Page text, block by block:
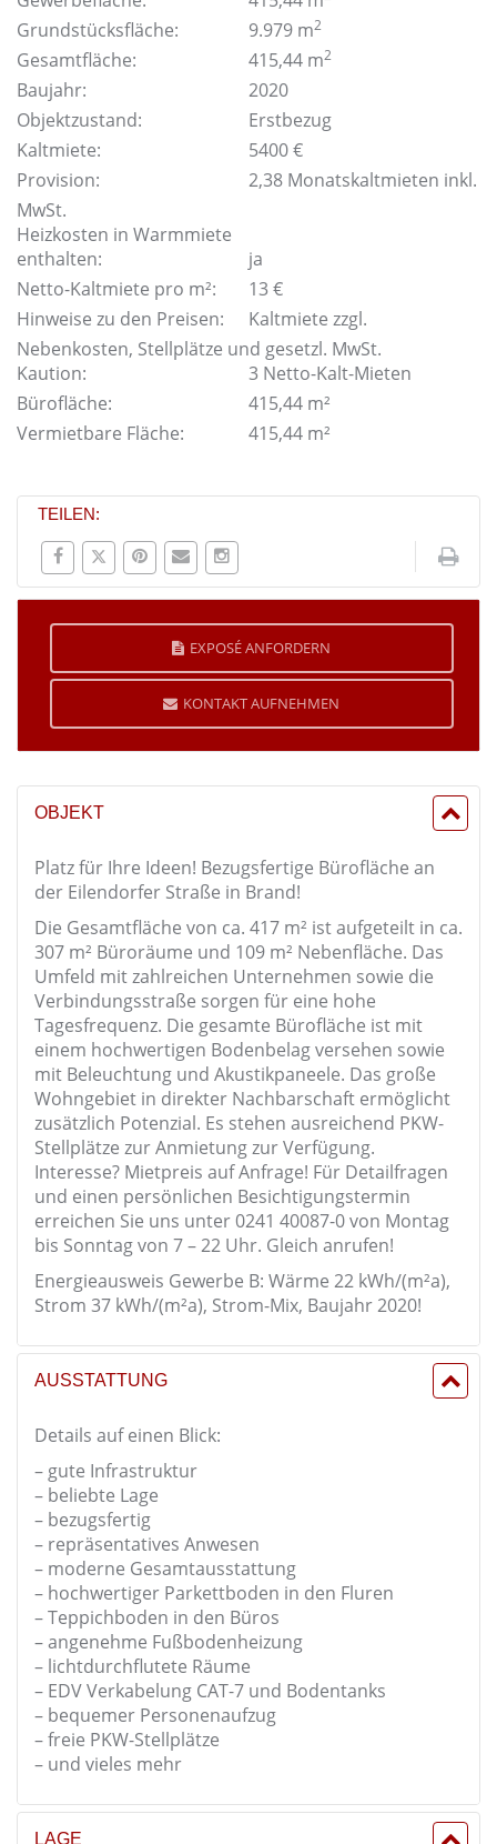
Grundstücksfläche: 9.979 m2
Gesamtfläche: 415,44 m2
Baujahr:
2020
Objektzustand:
Erstbezug
Kaltmiete:
5400 €
Provision:
2,38 Monatskaltmieten inkl.
MwSt.
Heizkosten in Warmmiete
enthalten:
ja
Netto-Kaltmiete pro m²:
13 €
Hinweise zu den Preisen:
Kaltmiete zzgl.
Nebenkosten, Stellplätze und gesetzl. MwSt.
Kaution:
3 Netto-Kalt-Mieten
Bürofläche:
415,44 m²
Vermietbare Fläche:
415,44 m²
TEILEN:
EXPOSÉ ANFORDERN
KONTAKT AUFNEHMEN
OBJEKT
Platz für Ihre Ideen! Bezugsfertige Bürofläche an
der Eilendorfer Straße in Brand!
Die Gesamtfläche von ca. 417 m² ist aufgeteilt in ca.
307 m² Büroräume und 109 m² Nebenfläche. Das
Umfeld mit zahlreichen Unternehmen sowie die
Verbindungsstraße sorgen für eine hohe
Tagesfrequenz. Die gesamte Bürofläche ist mit
einem hochwertigen Bodenbelag versehen sowie
mit Beleuchtung und Akustikpaneele. Das große
Wohngebiet in direkter Nachbarschaft ermöglicht
zusätzlich Potenzial. Es stehen ausreichend PKW-
Stellplätze zur Anmietung zur Verfügung.
Interesse? Mietpreis auf Anfrage! Für Detailfragen
und einen persönlichen Besichtigungstermin
erreichen Sie uns unter 0241 40087-0 von Montag
bis Sonntag von 7 – 22 Uhr. Gleich anrufen!
Energieausweis Gewerbe B: Wärme 22 kWh/(m²a),
Strom 37 kWh/(m²a), Strom-Mix, Baujahr 2020!
AUSSTATTUNG
Details auf einen Blick:
– gute Infrastruktur
– beliebte Lage
– bezugsfertig
– repräsentatives Anwesen
– moderne Gesamtausstattung
– hochwertiger Parkettboden in den Fluren
– Teppichboden in den Büros
– angenehme Fußbodenheizung
– lichtdurchflutete Räume
– EDV Verkabelung CAT-7 und Bodentanks
– bequemer Personenaufzug
– freie PKW-Stellplätze
– und vieles mehr
LAGE